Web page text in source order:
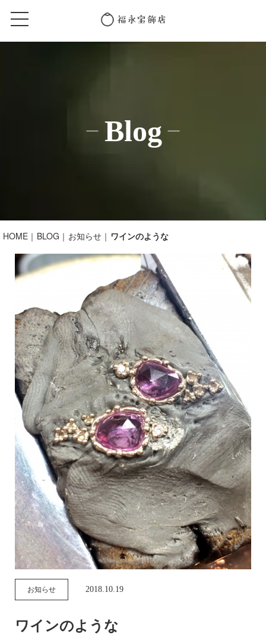
Blog
HOME BLOG お知らせ ワインのような
お知らせ 2018.10.19
ワインのような